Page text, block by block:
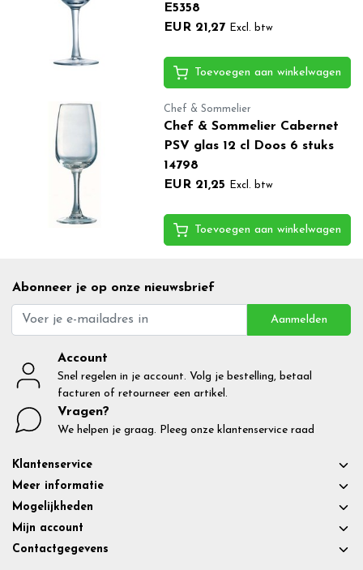
E5358
EUR 21,27
Excl. btw
Toevoegen aan winkelwagen
Chef & Sommelier
Chef & Sommelier Cabernet
PSV glas 12 cl Doos 6 stuks
14798
EUR 21,25
Excl. btw
Toevoegen aan winkelwagen
Abonneer je op onze nieuwsbrief
Aanmelden
Account
Snel regelen in je account. Volg je bestelling, betaal
facturen of retourneer een artikel.
Vragen?
We helpen je graag. Pleeg onze klantenservice raad
Klantenservice
Meer informatie
Mogelijkheden
Mijn account
Contactgegevens